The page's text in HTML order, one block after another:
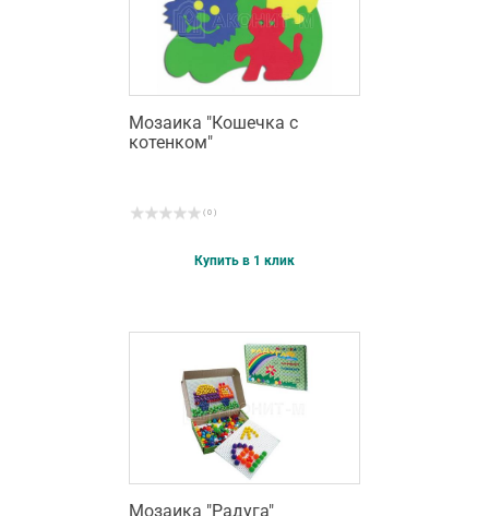
Мозаика "Кошечка с
котенком"
( 0 )
Купить в 1 клик
Мозаика "Радуга"